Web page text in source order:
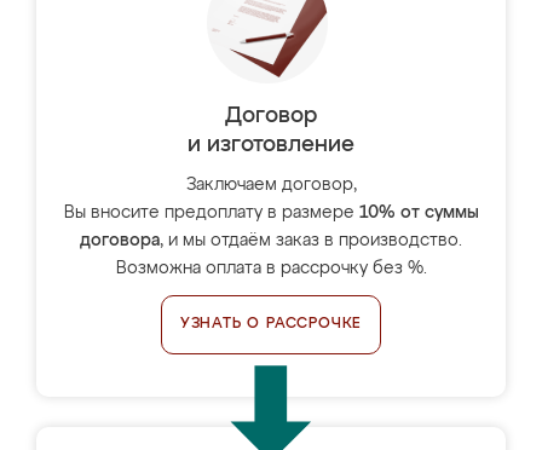
Договор
и изготовление
Заключаем договор,
Вы вносите предоплату в размере 10% от суммы
договора, и мы отдаём заказ в производство.
Возможна оплата в рассрочку без %.
УЗНАТЬ О РАССРОЧКЕ